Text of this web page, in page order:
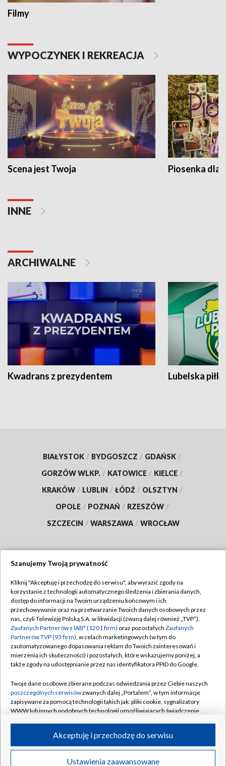
Filmy
WYPOCZYNEK I REKREACJA
Scena jest Twoja Piosenka dla
INNE
ARCHIWALNE
Kwadrans z prezydentem Lubelska piłka
BIAŁYSTOK / BYDGOSZCZ / GDAŃSK /
GORZÓW WLKP. / KATOWICE / KIELCE /
KRAKÓW / LUBLIN / ŁÓDŹ / OLSZTYN /
OPOLE / POZNAŃ / RZESZÓW /
SZCZECIN / WARSZAWA / WROCŁAW
TVP
Abonament TVP
Emisja w TVP
Centrum informacji TVP
Naziemna Telewizja Cyfrowa
Rada Programowa
System NOS
Informacje o nadawcy
Program dla prasy
Regulamin TVP
Polityka prywatności
Moje zgody
Pomoc
Kontakt
Kanały
©2026 Telewizja Polska S.A. w likwidacji
Szanujemy Twoją prywatność
Kliknij "Akceptuję i przechodzę do serwisu", aby wyrazić zgody na
korzystanie z technologii automatycznego śledzenia i zbierania danych,
dostęp do informacji na Twoim urządzeniu końcowym i ich
przechowywanie oraz na przetwarzanie Twoich danych osobowych przez
nas, czyli Telewizję Polską S.A. w likwidacji (zwaną dalej również „TVP”),
Zaufanych Partnerów z IAB* (1201 firm) oraz pozostałych Zaufanych
Partnerów TVP (93 firm), w celach marketingowych (w tym do
zautomatyzowanego dopasowania reklam do Twoich zainteresowań i
mierzenia ich skuteczności) i pozostałych, które wskazujemy poniżej, a
także zgody na udostępnianie przez nas identyfikatora PPID do Google.
Twoje dane osobowe zbierane podczas odwiedzania przez Ciebie naszych
poszczególnych serwisówzwanych dalej „Portalem”, w tym informacje
zapisywane za pomocą technologii takich jak: pliki cookie, sygnalizatory
WWW lub innych podobnych technologii umożliwiających świadczenie
ruchu w Internecie.
Twoje dane osobowe zbierane podczas odwiedzania przez Ciebie
Ustawienia zaawansowane
Akceptuję i przechodzę do serwisu